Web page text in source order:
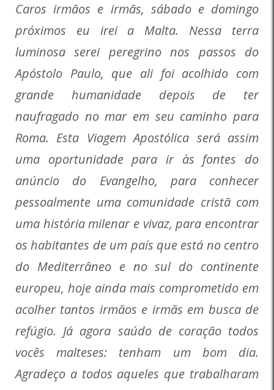
Caros irmãos e irmãs, sábado e domingo
próximos eu irei a Malta. Nessa terra
luminosa serei peregrino nos passos do
Apóstolo Paulo, que ali foi acolhido com
grande humanidade depois de ter
naufragado no mar em seu caminho para
Roma. Esta Viagem Apostólica será assim
uma oportunidade para ir às fontes do
anúncio do Evangelho, para conhecer
pessoalmente uma comunidade cristã com
uma história milenar e vivaz, para encontrar
os habitantes de um país que está no centro
do Mediterrâneo e no sul do continente
europeu, hoje ainda mais comprometido em
acolher tantos irmãos e irmãs em busca de
refúgio. Já agora saúdo de coração todos
vocês malteses: tenham um bom dia.
Agradeço a todos aqueles que trabalharam